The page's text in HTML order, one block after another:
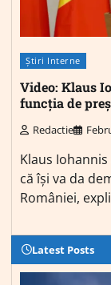
Știri Interne
Video: Klaus
funcția de
Redactie
Klaus
că își va da
României,
Latest Posts